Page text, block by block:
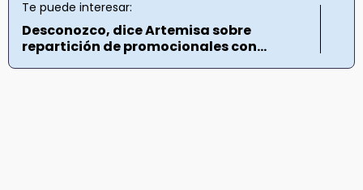
Te puede interesar:
Desconozco, dice Artemisa sobre
repartición de promocionales con...